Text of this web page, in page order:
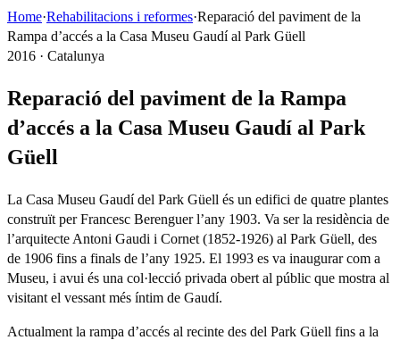
Home·Rehabilitacions i reformes·Reparació del paviment de la
Rampa d’accés a la Casa Museu Gaudí al Park Güell
2016 · Catalunya
Reparació del paviment de la Rampa
d’accés a la Casa Museu Gaudí al Park
Güell
La Casa Museu Gaudí del Park Güell és un edifici de quatre plantes
construït per Francesc Berenguer l’any 1903. Va ser la residència de
l’arquitecte Antoni Gaudi i Cornet (1852-1926) al Park Güell, des
de 1906 fins a finals de l’any 1925. El 1993 es va inaugurar com a
Museu, i avui és una col·lecció privada obert al públic que mostra al
visitant el vessant més íntim de Gaudí.
Actualment la rampa d’accés al recinte des del Park Güell fins a la